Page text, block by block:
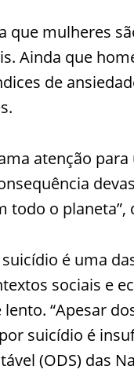
que mulheres
Ainda que
de
atenção
todo o planeta”,
é uma
sociais e
“Apesar
suicídio é
(ODS) das